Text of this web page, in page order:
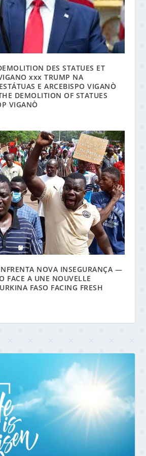
DES STATUES ET
xxx TRUMP NA
E ARCEBISPO VIGANÒ
DEMOLITION OF STATUES
VIGANÒ
NOVA INSEGURANÇA —
FACE A UNE NOUVELLE
FASO FACING FRESH